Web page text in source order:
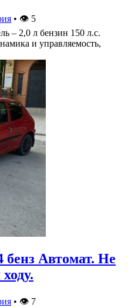
• 👁 5
– 2,0 л бензин 150 л.с.
и управляемость,
бенз Автомат. Не
• 👁 7